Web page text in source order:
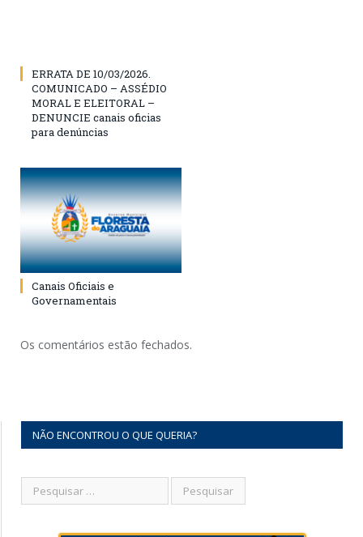
ERRATA DE 10/03/2026.
COMUNICADO – ASSÉDIO
MORAL E ELEITORAL –
DENUNCIE canais oficias
para denúncias
Canais Oficiais e
Governamentais
Os comentários estão fechados.
NÃO ENCONTROU O QUE QUERIA?